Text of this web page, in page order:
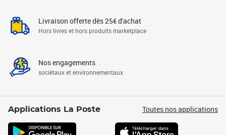
Livraison offerte dès 25€ d'achat
Hors livres et hors produits marketplace
Nos engagements
sociétaux et environnementaux
Applications La Poste Toutes nos applications